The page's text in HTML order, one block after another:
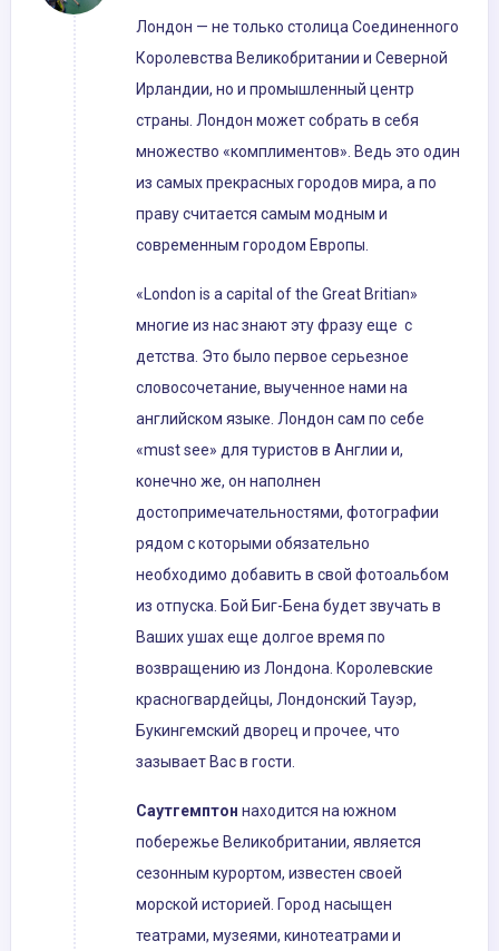
Лондон — не только столица Соединенного
Королевства Великобритании и Северной
Ирландии, но и промышленный центр
страны. Лондон может собрать в себя
множество «комплиментов». Ведь это один
из самых прекрасных городов мира, а по
праву считается самым модным и
современным городом Европы.
«London is a capital of the Great Britian»
многие из нас знают эту фразу еще с
детства. Это было первое серьезное
словосочетание, выученное нами на
английском языке. Лондон сам по себе
«must see» для туристов в Англии и,
конечно же, он наполнен
достопримечательностями, фотографии
рядом с которыми обязательно
необходимо добавить в свой фотоальбом
из отпуска. Бой Биг-Бена будет звучать в
Ваших ушах еще долгое время по
возвращению из Лондона. Королевские
красногвардейцы, Лондонский Тауэр,
Букингемский дворец и прочее, что
зазывает Вас в гости.
Саутгемптон находится на южном
побережье Великобритании, является
сезонным курортом, известен своей
морской историей. Город насыщен
театрами, музеями, кинотеатрами и